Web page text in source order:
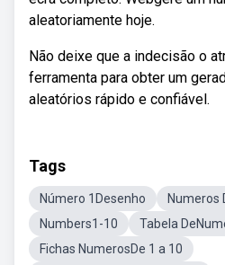
aleatoriamente hoje.
Não deixe que a indecisão o
ferramenta para obter um
aleatórios rápido e confiável.
Tags
Número 1Desenho
Numeros
Numbers1-10
Tabela
Fichas NumerosDe 1 a 10